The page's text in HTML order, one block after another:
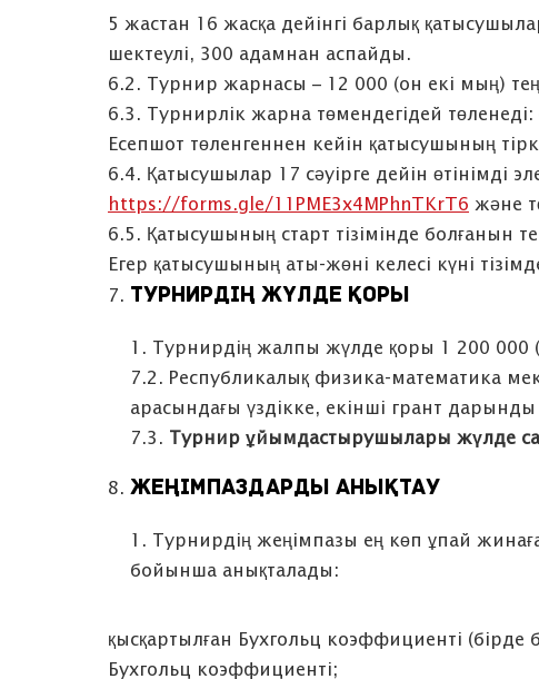
5 жастан 16 жасқа дейінгі барлық
шектеулі, 300 адамнан аспайды.
6.2. Турнир жарнасы – 12 000 (он екі мың)
6.3. Турнирлік жарна төмендегідей
Есепшот төленгеннен кейін қатысушының
6.4. Қатысушылар 17 сәуірге дейін өтінімді
https://forms.gle/11PME3x4MPhnTKrT6 және
6.5. Қатысушының старт тізімінде болғанын
Егер қатысушының аты-жөні келесі күні
ТУРНИРДІҢ ЖҮЛДЕ ҚОРЫ
1. Турнирдің жалпы жүлде қоры 1 200 000
7.2. Республикалық физика-математика
арасындағы үздікке, екінші грант
7.3.
Турнир ұйымдастырушылары жүлде
ЖЕҢІМПАЗДАРДЫ АНЫҚТАУ
1. Турнирдің жеңімпазы ең көп ұпай
бойынша анықталады:
қысқартылған Бухгольц коэффициенті (бірде
Бухгольц коэффициенті;